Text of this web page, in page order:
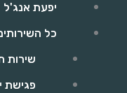
יפעת אנג'ל
כל
שירות
פגישת